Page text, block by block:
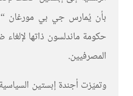
بأن يُمارس جي بي مورغان
حكومة ماندلسون ذاتها
المصرفيين.
وتميّزت أجندة إبستين